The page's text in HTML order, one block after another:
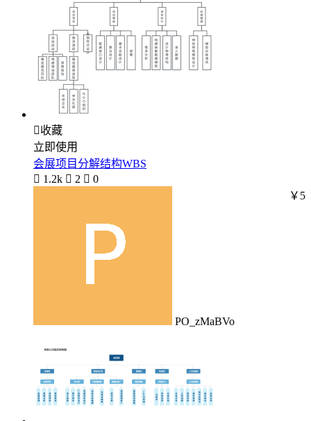
收藏
立即使用
会展项目分解结构WBS
 1.2k  2  0
PO_zMaBVo
￥5